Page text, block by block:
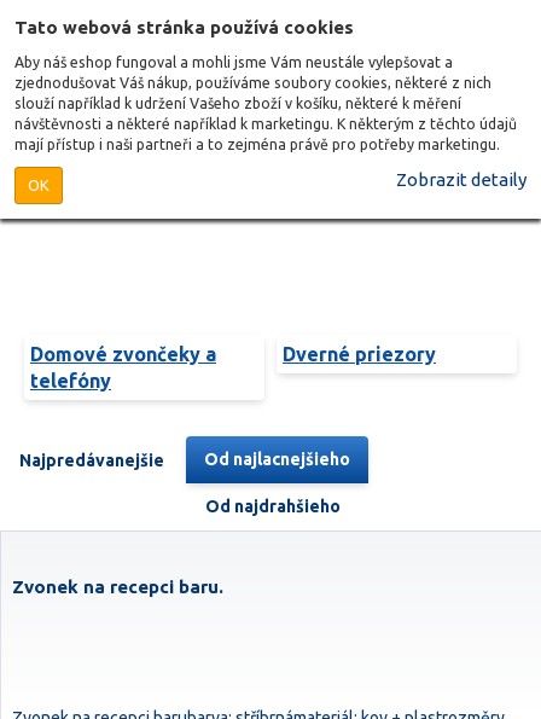
Tato webová stránka používá cookies
Aby náš eshop fungoval a mohli jsme Vám neustále vylepšovat a
zjednodušovat Váš nákup, používáme soubory cookies, některé z nich
slouží například k udržení Vašeho zboží v košíku, některé k měření
návštěvnosti a některé například k marketingu. K některým z těchto údajů
mají přístup i naši partneři a to zejména právě pro potřeby marketingu.
OK Zobrazit detaily
Domové zvončeky a
telefóny
Dverné priezory
Najpredávanejšie Od najlacnejšieho
Od najdrahšieho
Zvonek na recepci baru.